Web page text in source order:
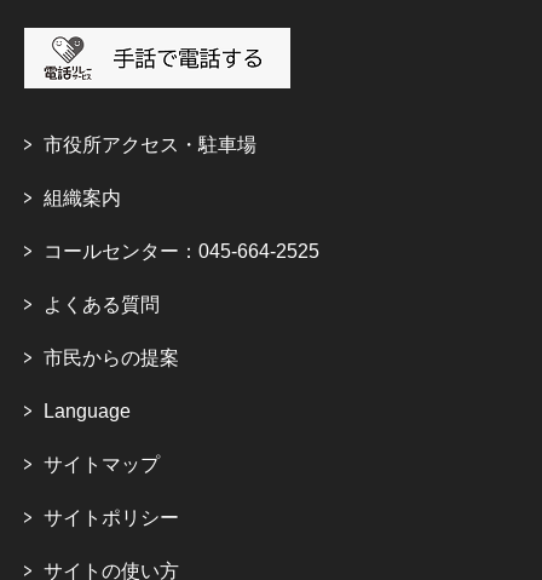
市役所アクセス・駐車場
組織案内
コールセンター：045-664-2525
よくある質問
市民からの提案
Language
サイトマップ
サイトポリシー
サイトの使い方